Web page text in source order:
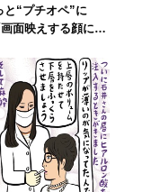
と“プチオペ”に
面映えする顔にな
いが叶います」